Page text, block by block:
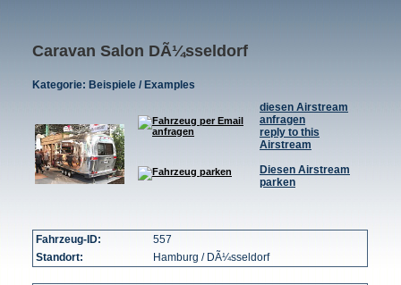
Caravan Salon DÃ¼sseldorf
Kategorie: Beispiele / Examples
diesen Airstream
anfragen
reply to this
Airstream
Diesen Airstream
parken
Fahrzeug-ID:
557
Standort:
Hamburg / DÃ¼sseldorf